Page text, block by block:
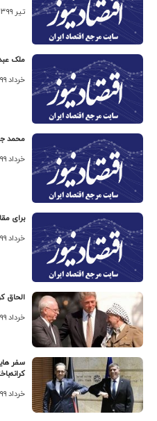
۰۳ تیر ۱۳۹۹
ملک
۳۰ خرداد ۱۳۹۹
محمد
۲۷ خرداد ۱۳۹۹
برای
۲۵ خرداد ۱۳۹۹
الحاق
۲۱ خرداد ۱۳۹۹
سفر
۲۱ خرداد ۱۳۹۹